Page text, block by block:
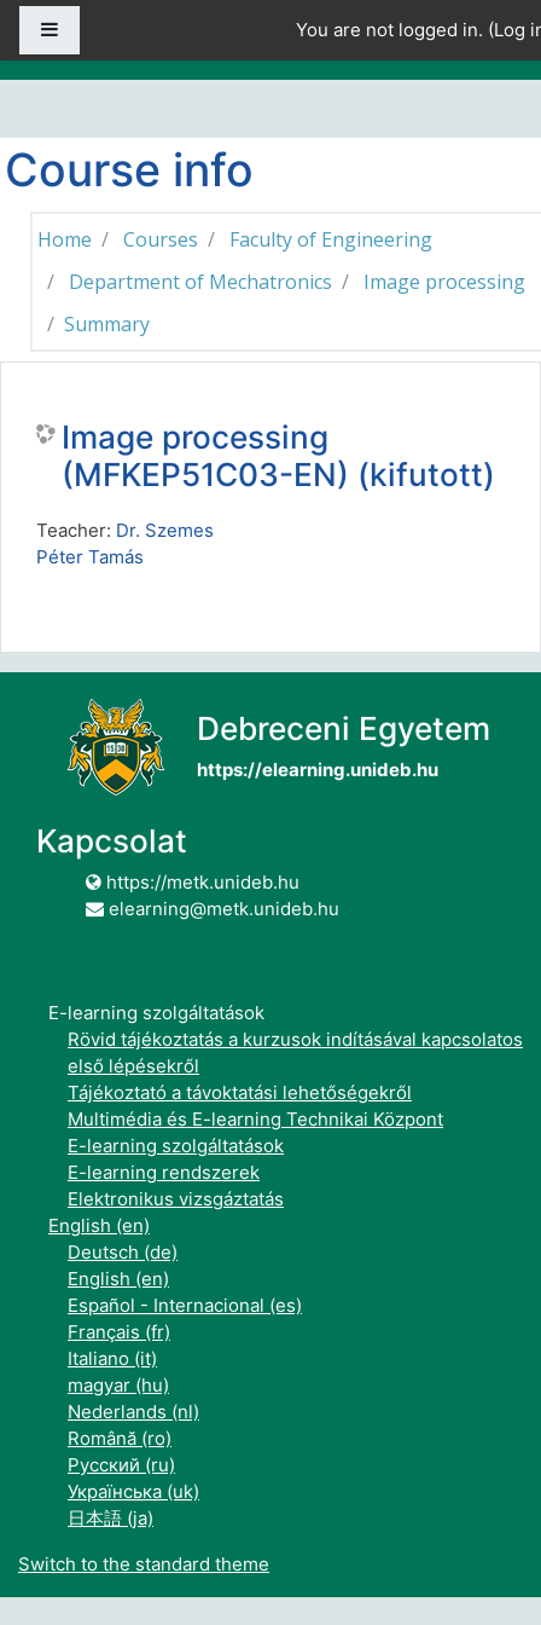
Skip to main content
You are not logged in. (Log
Course info
Home Courses
Faculty of Engineering
Department of Mechatronics
Image processing
Summary
Image processing
(MFKEP51C03-EN) (kifutott)
Teacher: Dr. Szemes
Péter Tamás
Debreceni Egyetem
https://elearning.unideb.hu
Kapcsolat
https://metk.unideb.hu
elearning@metk.unideb.hu
E-learning szolgáltatások
Rövid tájékoztatás a kurzusok indításával kapcsolatos
első lépésekről
Tájékoztató a távoktatási lehetőségekről
Multimédia és E-learning Technikai Központ
E-learning szolgáltatások
E-learning rendszerek
Elektronikus vizsgáztatás
English ‎(en)‎
Deutsch ‎(de)‎
English ‎(en)‎
Español - Internacional ‎(es)‎
Français ‎(fr)‎
Italiano ‎(it)‎
magyar ‎(hu)‎
Nederlands ‎(nl)‎
Română ‎(ro)‎
Русский ‎(ru)‎
Українська ‎(uk)‎
日本語 ‎(ja)‎
Switch to the standard theme